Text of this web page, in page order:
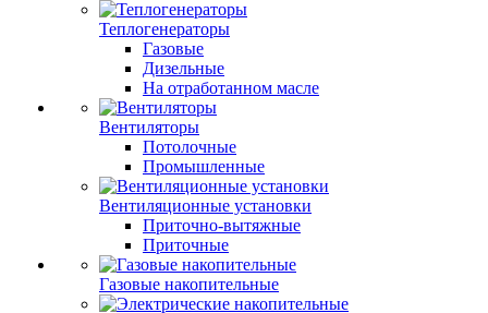
Теплогенераторы
Газовые
Дизельные
На отработанном масле
Вентиляторы
Потолочные
Промышленные
Вентиляционные установки
Приточно-вытяжные
Приточные
Газовые накопительные